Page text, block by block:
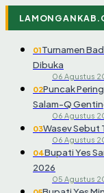
01Turnamen
Dibuka
06 Agustus
02Puncak
Salam-Q
06 Agustus
03Wasev Sebut
06 Agustus
04Bupati Yes
2026
05 Agustus